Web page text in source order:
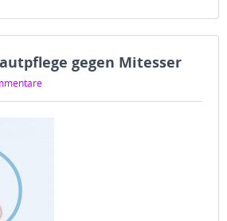
gegen Mitesser